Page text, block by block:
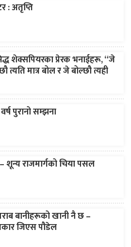
: अतृप्ति
शेक्सपियरका प्रेरक भनाईहरू, “जे
त्यति मात्र बोल र जे बोल्छौ त्यही
पुरानो सम्झना
शून्य राजमार्गको चिया पसल
बानीहरूको खानी नै छ –
जिएस पौडेल